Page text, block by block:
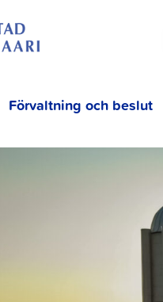
Förvaltning och beslut